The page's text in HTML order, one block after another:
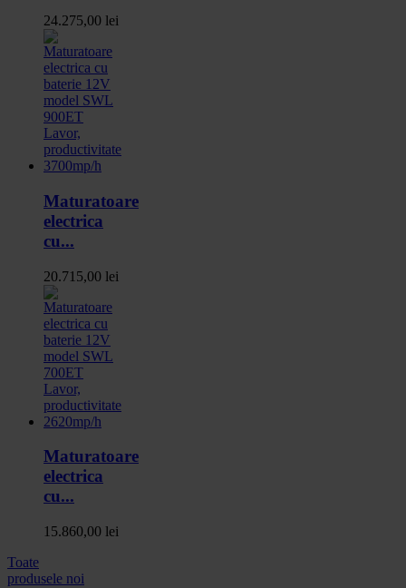
24.275,00 lei
Maturatoare
electrica
cu...
20.715,00 lei
Maturatoare
electrica
cu...
15.860,00 lei
Toate
produsele noi